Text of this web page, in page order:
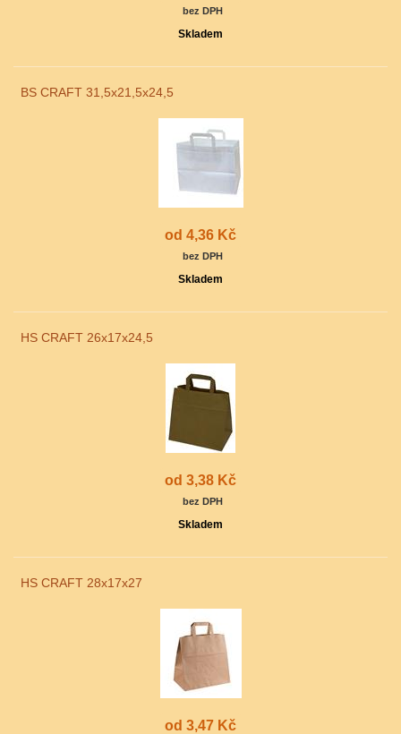
bez DPH
Skladem
BS CRAFT 31,5x21,5x24,5
od 4,36 Kč
bez DPH
Skladem
HS CRAFT 26x17x24,5
od 3,38 Kč
bez DPH
Skladem
HS CRAFT 28x17x27
od 3,47 Kč